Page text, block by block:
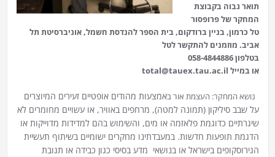
תואר גבוה בקבוצת
המחקר של פרופסור
טל כרמון, בניין ברודקום, בית הספר להנדסת חשמל, אוניברסיטת תל
אביב. מוזמנים להתקשר לטל
בטלפון058-4844886
או במייל total@tauex.tau.ac.il
נושא המחקר: העצמת אור באמצעות מהודים אופטיים זעירים המיוצרים
על שבב סיליקון (תמונה למטה), מרחפים באוויר, או עשויים מחומרים לא
שיגרתיים כדוגמת פלאזמה או מים, והשימוש בהם למדידות מדוייקות או
הדגמת תופעות חדשות. במעבדתינו מחקרים ישומיים בשיתוף תעשיית
הגירוסקופים בישראל או בנושאי מדע בסיסי כגון כבידה או תגובת